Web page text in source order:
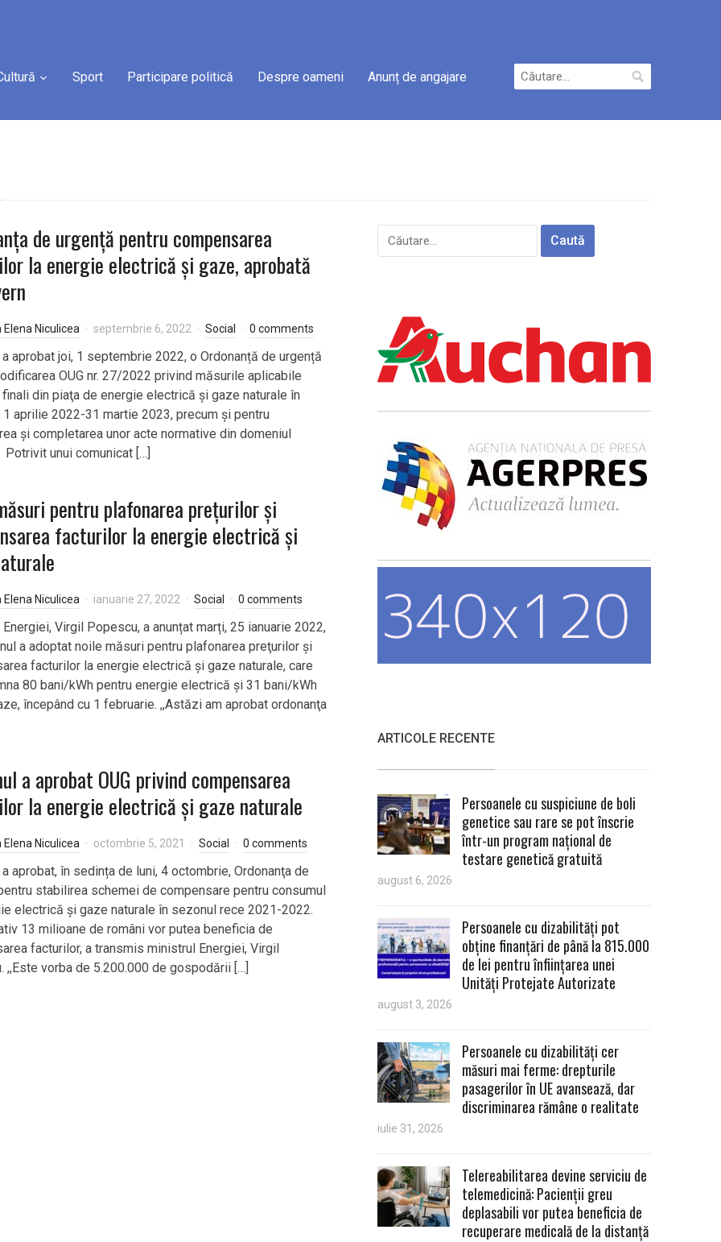
Sport Participare politică Despre oameni Anunț de angajare
Caută
după:
de urgență pentru compensarea
la energie electrică și gaze, aprobată
Elena Niculicea septembrie 6, 2022 Social 0 comments
a aprobat joi, 1 septembrie 2022, o Ordonanță de urgență
OUG nr. 27/2022 privind măsurile aplicabile
din piaţa de energie electrică şi gaze naturale în
1 aprilie 2022-31 martie 2023, precum şi pentru
şi completarea unor acte normative din domeniul
unui comunicat […]
pentru plafonarea preţurilor şi
facturilor la energie electrică şi
Elena Niculicea ianuarie 27, 2022 Social 0 comments
Virgil Popescu, a anunțat marți, 25 ianuarie 2022,
a adoptat noile măsuri pentru plafonarea preţurilor şi
facturilor la energie electrică şi gaze naturale, care
80 bani/kWh pentru energie electrică şi 31 bani/kWh
începând cu 1 februarie. ,,Astăzi am aprobat ordonanţa
a aprobat OUG privind compensarea
la energie electrică și gaze naturale
Elena Niculicea octombrie 5, 2021 Social 0 comments
a aprobat, în sedința de luni, 4 octombrie, Ordonanţa de
stabilirea schemei de compensare pentru consumul
electrică și gaze naturale în sezonul rece 2021-2022.
13 milioane de români vor putea beneficia de
facturilor, a transmis ministrul Energiei, Virgil
,,Este vorba de 5.200.000 de gospodării […]
Caută
după:
ARTICOLE RECENTE
Persoanele cu suspiciune de boli
genetice sau rare se pot înscrie
într-un program național de
testare genetică gratuită
august 6, 2026
Persoanele cu dizabilități pot
obține finanțări de până la 815.000
de lei pentru înființarea unei
Unități Protejate Autorizate
august 3, 2026
Persoanele cu dizabilități cer
măsuri mai ferme: drepturile
pasagerilor în UE avansează, dar
discriminarea rămâne o realitate
iulie 31, 2026
Telereabilitarea devine serviciu de
telemedicină: Pacienții greu
deplasabili vor putea beneficia de
recuperare medicală de la distanță